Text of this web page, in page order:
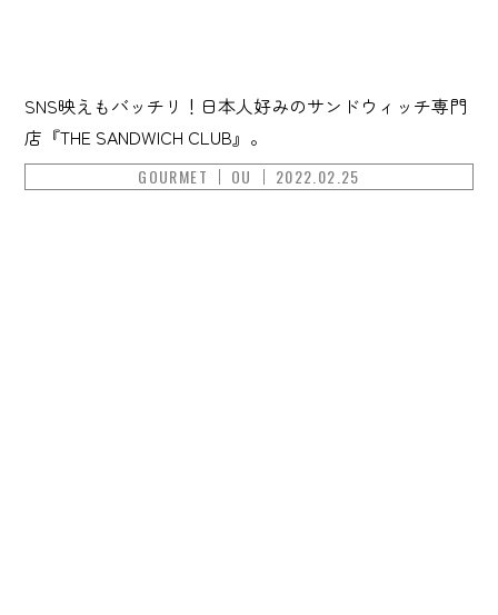
SNS映えもバッチリ！日本人好みのサンドウィッチ専門
店『THE SANDWICH CLUB』。
GOURMET OU 2022.02.25